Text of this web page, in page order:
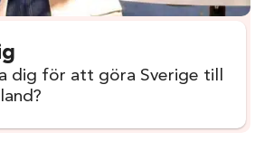
dig för att göra Sverige till